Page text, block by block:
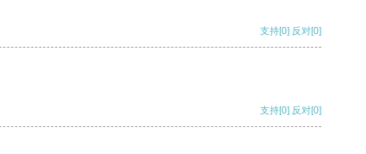
支持[0] 反对[0]
支持[0] 反对[0]